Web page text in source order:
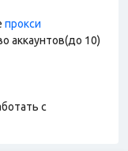
прокси
аккаунтов(до 10)
с